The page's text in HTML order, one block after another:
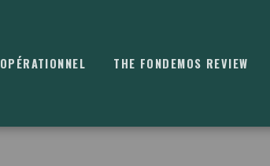
OPÉRATIONNEL THE FONDEMOS REVIEW